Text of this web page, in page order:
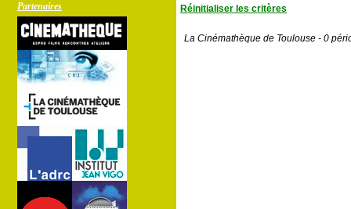
Partenaires
Réinitialiser les critères
La Cinémathèque de Toulouse - 0